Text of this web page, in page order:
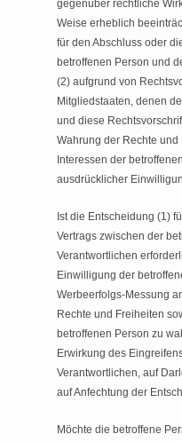
gegenüber rechtliche
Weise erheblich
für den Abschluss oder
betroffenen Person und
(2) aufgrund von
Mitgliedstaaten, denen
und diese
Wahrung der Rechte
Interessen der
ausdrücklicher
Ist die Entscheidung (1)
Vertrags zwischen der
Verantwortlichen
Einwilligung der
Werbeerfolgs-Messung
Rechte und Freiheiten
betroffenen Person zu
Erwirkung des
Verantwortlichen, auf
auf Anfechtung der
Möchte die betroffene